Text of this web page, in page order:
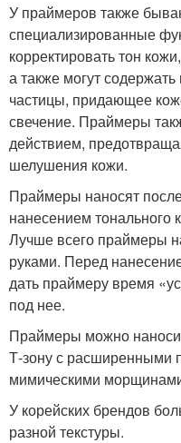
У праймеров также
специализированные
корректировать тон
а также могут
частицы, придающее
свечение. Праймеры
действием,
шелушения кожи.
Праймеры наносят
нанесением тонального
Лучше всего праймеры
руками. Перед
дать праймеру время
под нее.
Праймеры можно
Т-зону с расширенными
мимическими
У корейских брендов
разной текстуры.